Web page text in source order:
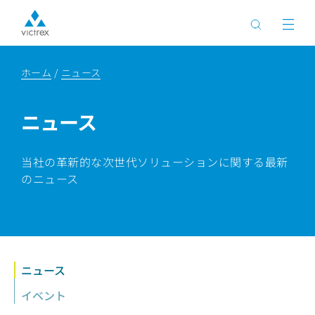
ホーム ニュース
ニュース
当社の革新的な次世代ソリューションに関する最新
のニュース
ニュース
イベント